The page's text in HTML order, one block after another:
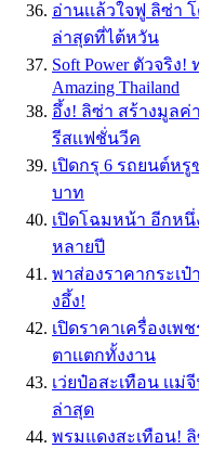
อ่านเเล้วใจฟู ลิซ่า
ล่าสุดที่ไต้หวัน
Soft Power ตัวจริง
Amazing Thailand
อึ้ง! ลิซ่า สร้างมูล
รีสเเฟชั่นวีค
เปิดกรุ 6 รถยนต์ห
บาท
เปิดโฉมหน้า อีกห
หลายปี
พาส่องราคากระเป๋
งอึ้ง!
เปิดราคาเครื่องเพ
ตาเเตกทั้งงาน
เว่ยป๋อสะเทือน เเ
ล่าสุด
พรมแดงสะเทือน!